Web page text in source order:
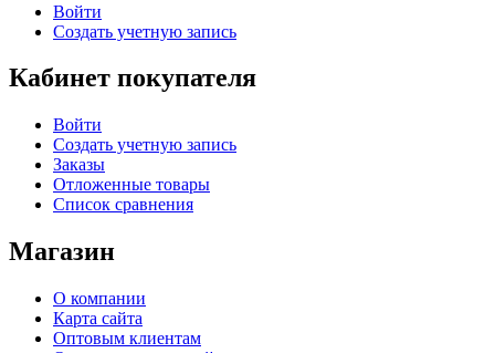
Войти
Создать учетную запись
Кабинет покупателя
Войти
Создать учетную запись
Заказы
Отложенные товары
Список сравнения
Магазин
О компании
Карта сайта
Оптовым клиентам